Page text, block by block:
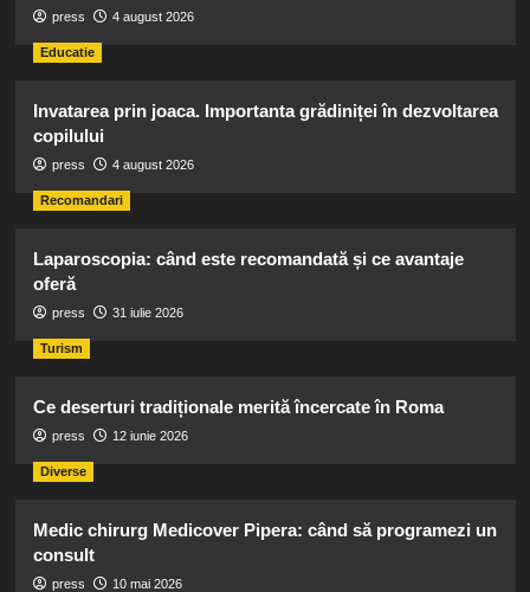
press 4 august 2026
Educatie
Invatarea prin joaca. Importanta grădiniței în dezvoltarea
copilului
press 4 august 2026
Recomandari
Laparoscopia: când este recomandată și ce avantaje
oferă
press 31 iulie 2026
Turism
Ce deserturi tradiționale merită încercate în Roma
press 12 iunie 2026
Diverse
Medic chirurg Medicover Pipera: când să programezi un
consult
press 10 mai 2026